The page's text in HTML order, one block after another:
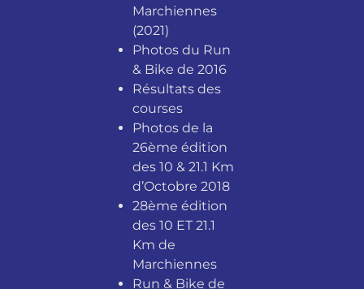
Marchiennes
(2021)
Photos du Run
& Bike de 2016
Résultats des
courses
Photos de la
26ème édition
des 10 & 21.1 Km
d’Octobre 2018
28ème édition
des 10 ET 21.1
Km de
Marchiennes
Run & Bike de